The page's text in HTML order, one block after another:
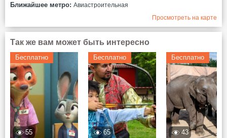
Ближайшее метро: Авиастроительная
Просмотреть на карте
Так же вам может быть интересно
Бесплатно
55
Бесплатно
65
Бесплатно
43